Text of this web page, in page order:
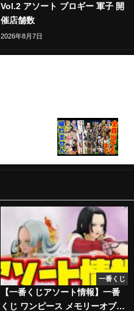
Vol.2 アソート ブロギー 軍子 開
催店舗数
2026年8月7日
一番くじ
【一番くじアソート情報】一番
くじ ワンピース メモリーオブヒ